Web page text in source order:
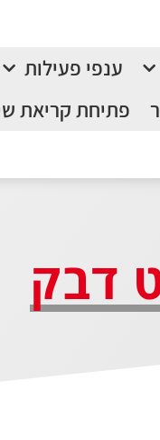
ענפי פעילות
פתיחת קריאת
דבק